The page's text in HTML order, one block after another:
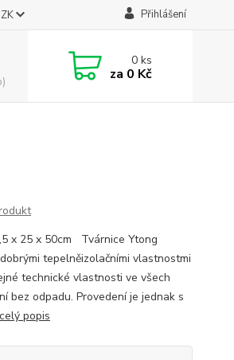
Přihlášení
0ks
za 0 Kč
x 25 x 50cm Tvárnice Ytong
tepelněizolačními vlastnostmi
technické vlastnosti ve všech
bez odpadu. Provedení je jednak s
celý popis